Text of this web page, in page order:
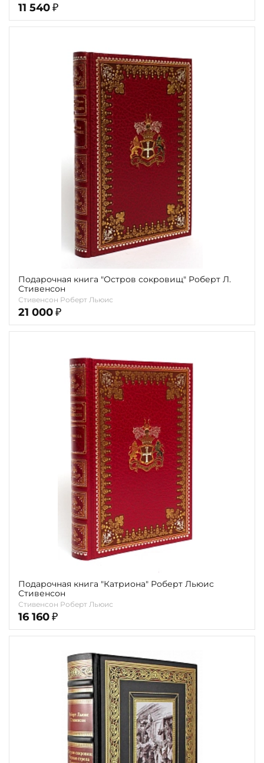
11 540 ₽
Подарочная книга "Остров сокровищ" Роберт Л.
Стивенсон
Стивенсон Роберт Льюис
21 000 ₽
Подарочная книга "Катриона" Роберт Льюис
Стивенсон
Стивенсон Роберт Льюис
16 160 ₽